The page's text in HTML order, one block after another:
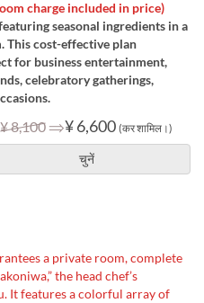
charge included in price)
seasonal ingredients in a
This cost-effective plan
for business entertainment,
celebratory gatherings,
¥ 8,100 ⇒¥ 6,600 (कर शामिल।)
चुनें
a private room, complete
the head chef’s
It features a colorful array of